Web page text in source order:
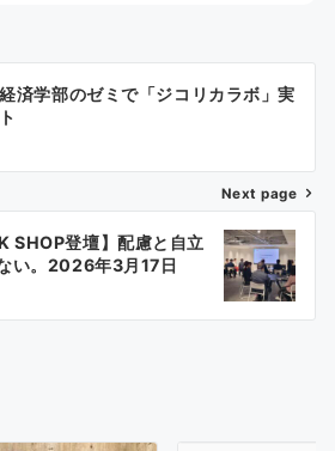
済学部のゼミで「ジコリカラボ」実
Next page
SHOP登壇】配慮と自立
い。2026年3月17日